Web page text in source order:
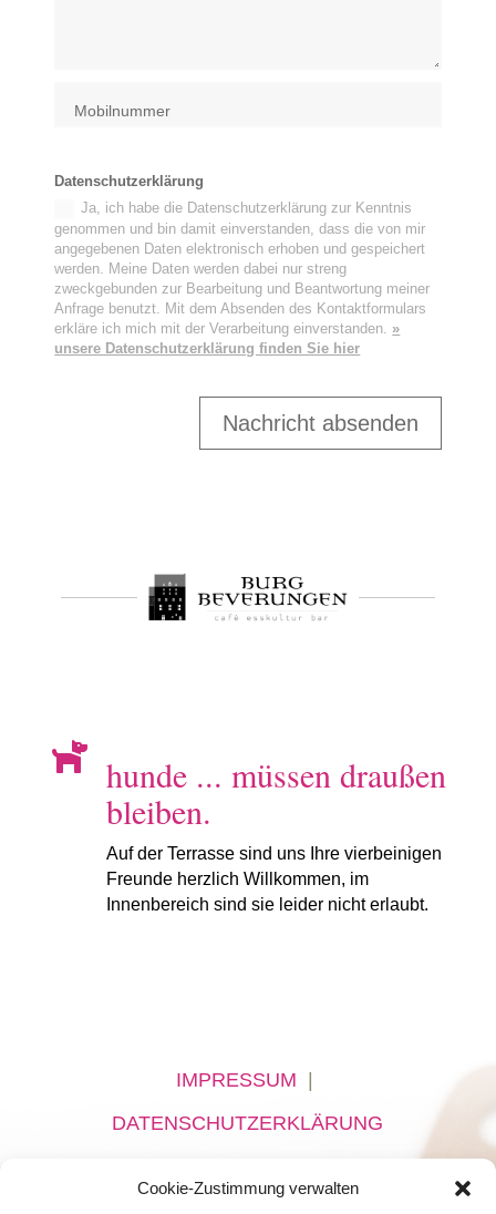
Cookie-Zustimmung verwalten
Datenschutzerklärung
Ja, ich habe die Datenschutzerklärung zur Kenntnis
genommen und bin damit einverstanden, dass die von mir
angegebenen Daten elektronisch erhoben und gespeichert
werden. Meine Daten werden dabei nur streng
zweckgebunden zur Bearbeitung und Beantwortung meiner
Anfrage benutzt. Mit dem Absenden des Kontaktformulars
erkläre ich mich mit der Verarbeitung einverstanden. »
unsere Datenschutzerklärung finden Sie hier
Nachricht absenden
 hunde ... müssen draußen
bleiben.
Auf der Terrasse sind uns Ihre vierbeinigen
Freunde herzlich Willkommen, im
Innenbereich sind sie leider nicht erlaubt.
IMPRESSUM
DATENSCHUTZERKLÄRUNG